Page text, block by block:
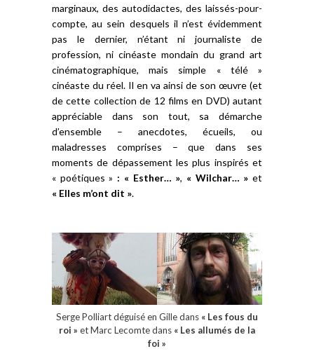
marginaux, des autodidactes, des laissés-pour-
compte, au sein desquels il n’est évidemment
pas le dernier, n’étant ni journaliste de
profession, ni cinéaste mondain du grand art
cinématographique, mais simple « télé »
cinéaste du réel. Il en va ainsi de son œuvre (et
de cette collection de 12 films en DVD) autant
appréciable dans son tout, sa démarche
d’ensemble – anecdotes, écueils, ou
maladresses comprises – que dans ses
moments de dépassement les plus inspirés et
« poétiques » : « Esther… », « Wilchar… » et
« Elles m’ont dit ».
Serge Polliart déguisé en Gille dans « Les fous du
roi » et Marc Lecomte dans « Les allumés de la
foi »